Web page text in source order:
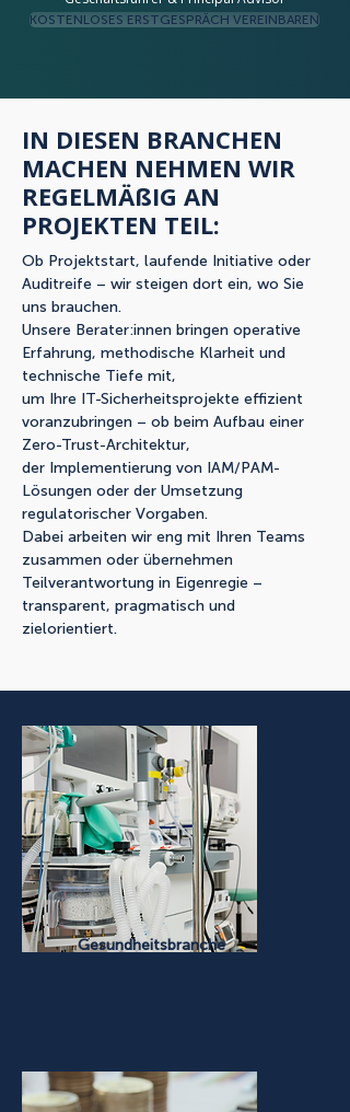
KOSTENLOSES ERSTGESPRÄCH VEREINBAREN
IN DIESEN BRANCHEN
MACHEN NEHMEN WIR
REGELMÄßIG AN
PROJEKTEN TEIL:
Ob Projektstart, laufende Initiative oder
Auditreife – wir steigen dort ein, wo Sie
uns brauchen.
Unsere Berater:innen bringen operative
Erfahrung, methodische Klarheit und
technische Tiefe mit,
um Ihre IT-Sicherheitsprojekte effizient
voranzubringen – ob beim Aufbau einer
Zero-Trust-Architektur,
der Implementierung von IAM/PAM-
Lösungen oder der Umsetzung
regulatorischer Vorgaben.
Dabei arbeiten wir eng mit Ihren Teams
zusammen oder übernehmen
Teilverantwortung in Eigenregie –
transparent, pragmatisch und
zielorientiert.
Gesundheitsbranche